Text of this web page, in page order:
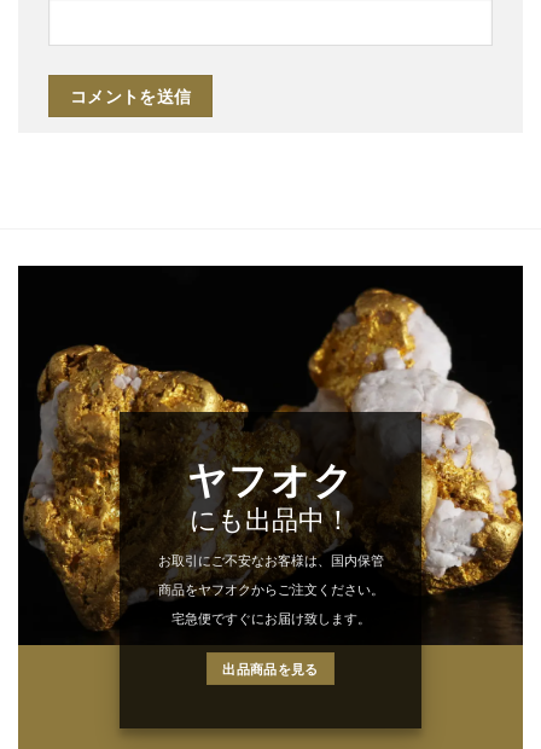
ヤフオク
にも出品中！
お取引にご不安なお客様は、国内保管
商品をヤフオクからご注文ください。
宅急便ですぐにお届け致します。
出品商品を見る